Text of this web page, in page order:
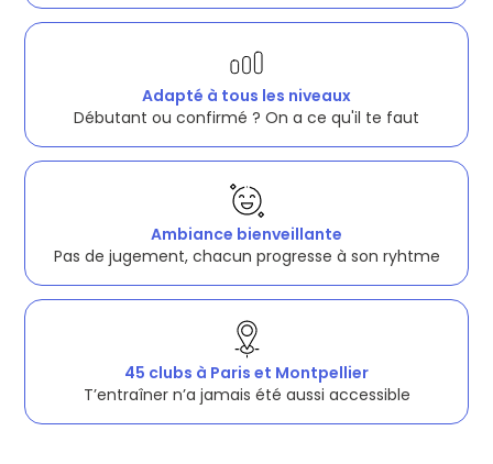
Adapté à tous les niveaux
Débutant ou confirmé ? On a ce qu'il te faut
Ambiance bienveillante
Pas de jugement, chacun progresse à son ryhtme
45 clubs à Paris et Montpellier
T’entraîner n’a jamais été aussi accessible